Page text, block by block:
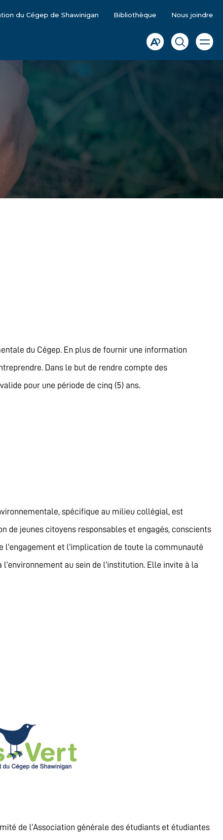
du Cégep de Shawinigan Bibliothèque Nous joindre
Ouvrir
la
Ouvrir
la
Ouvrir
la
du Cégep. En plus de fournir une information
Dans le but de rendre compte des
pour une période de cinq (5) ans.
spécifique au milieu collégial, est
de jeunes citoyens responsables et engagés, conscients
et l’implication de toute la communauté
au sein de l’institution. Elle invite à la
de l’Association générale des étudiants et étudiantes